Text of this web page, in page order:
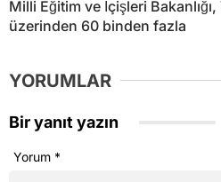
Milli Eğitim ve İçişleri
üzerinden 60 binden fazla
YORUMLAR
Bir yanıt yazın
Yorum *